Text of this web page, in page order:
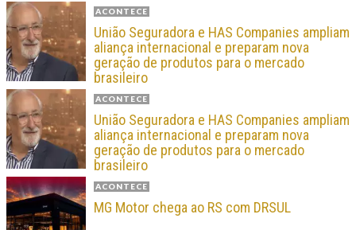
ACONTECE
União Seguradora e HAS Companies ampliam
aliança internacional e preparam nova
geração de produtos para o mercado
brasileiro
ACONTECE
União Seguradora e HAS Companies ampliam
aliança internacional e preparam nova
geração de produtos para o mercado
brasileiro
ACONTECE
MG Motor chega ao RS com DRSUL